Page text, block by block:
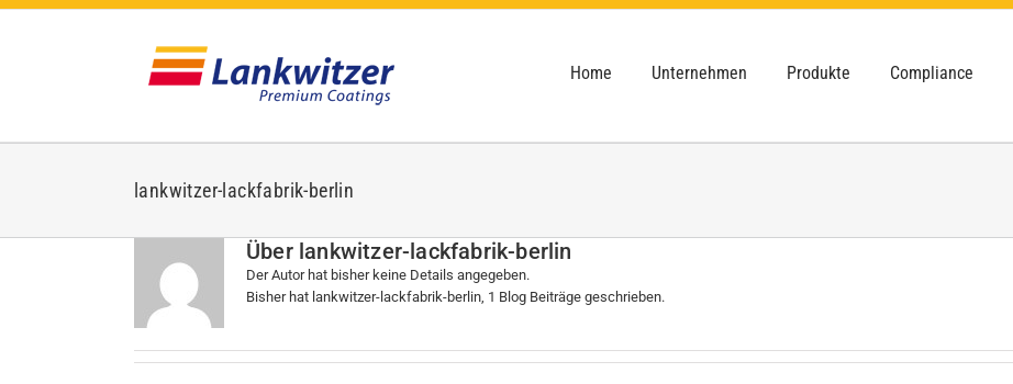
Zum
Home Unternehmen Produkte Compliance
lankwitzer-lackfabrik-berlin
Über lankwitzer-lackfabrik-berlin
Der Autor hat bisher keine Details angegeben.
Bisher hat lankwitzer-lackfabrik-berlin, 1 Blog Beiträge geschrieben.